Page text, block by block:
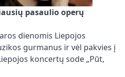
pasaulio operų
dienomis Liepojos
gurmanus ir vėl pakvies į
koncertų sode „Pūt,